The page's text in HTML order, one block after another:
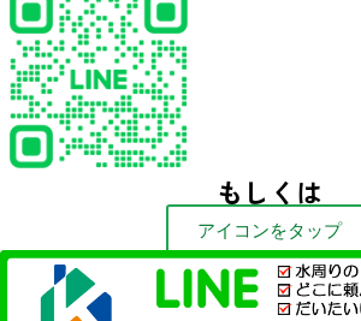
もしくは
アイコンをタップ